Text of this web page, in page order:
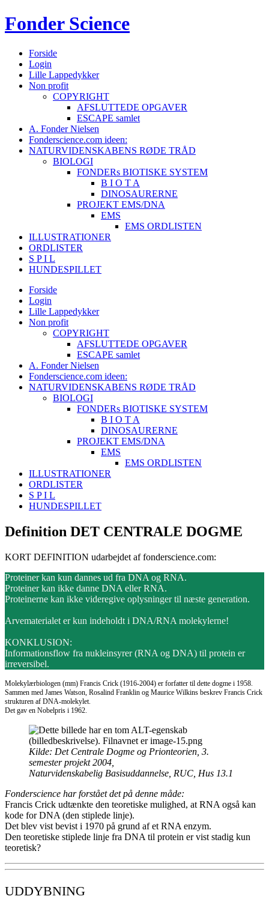
FonderScience
Forside
Login
Lille Lappedykker
Non profit
COPYRIGHT
AFSLUTTEDE OPGAVER
ESCAPE samlet
A. Fonder Nielsen
Fonderscience.com ideen:
NATURVIDENSKABENS RØDE TRÅD
BIOLOGI
FONDERs BIOTISKE SYSTEM
B I O T A
DINOSAURERNE
PROJEKT EMS/DNA
EMS
EMS ORDLISTEN
ILLUSTRATIONER
ORDLISTER
S P I L
HUNDESPILLET
Forside
Login
Lille Lappedykker
Non profit
COPYRIGHT
AFSLUTTEDE OPGAVER
ESCAPE samlet
A. Fonder Nielsen
Fonderscience.com ideen:
NATURVIDENSKABENS RØDE TRÅD
BIOLOGI
FONDERs BIOTISKE SYSTEM
B I O T A
DINOSAURERNE
PROJEKT EMS/DNA
EMS
EMS ORDLISTEN
ILLUSTRATIONER
ORDLISTER
S P I L
HUNDESPILLET
Definition DET CENTRALE DOGME
KORT DEFINITION udarbejdet af fonderscience.com:
Proteiner kan kun dannes ud fra DNA og RNA.
Proteiner kan ikke danne DNA eller RNA.
Proteinerne kan ikke videregive oplysninger til næste generation.
Arvematerialet er kun indeholdt i DNA/RNA molekylerne!
KONKLUSION:
Informationsflow fra nukleinsyrer (RNA og DNA) til protein er
irreversibel.
Molekylærbiologen (mm) Francis Crick (1916-2004) er forfatter til dette dogme i 1958.
Sammen med James Watson, Rosalind Franklin og Maurice Wilkins beskrev Francis Crick
strukturen af DNA-molekylet.
Det gav en Nobelpris i 1962.
Kilde: Det Centrale Dogme og Prionteorien, 3.
semester projekt 2004,
Naturvidenskabelig Basisuddannelse, RUC, Hus 13.1
Fonderscience har forstået det på denne måde:
Francis Crick udtænkte den teoretiske mulighed, at RNA også kan
kode for DNA (den stiplede linje).
Det blev vist bevist i 1970 på grund af et RNA enzym.
Den teoretiske stiplede linje fra DNA til protein er vist stadig kun
teoretisk?
UDDYBNING